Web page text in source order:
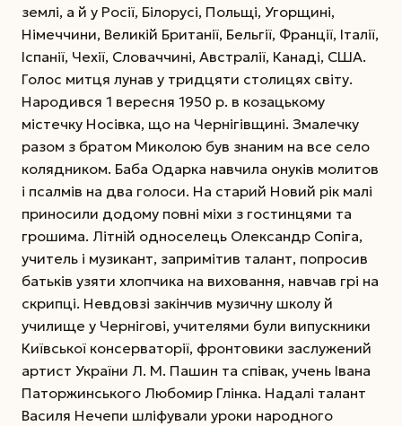
землі, а й у Росії, Білорусі, Польщі, Угорщині,
Німеччини, Великій Британії, Бельгії, Франції, Італії,
Іспанії, Чехії, Словаччині, Австралії, Канаді, США.
Голос митця лунав у тридцяти столицях світу.
Народився 1 вересня 1950 р. в козацькому
містечку Носівка, що на Чернігівщині. Змалечку
разом з братом Миколою був знаним на все село
колядником. Баба Одарка навчила онуків молитов
і псалмів на два голоси. На старий Новий рік малі
приносили додому повні міхи з гостинцями та
грошима. Літній односелець Олександр Сопіга,
учитель і музикант, запримітив талант, попросив
батьків узяти хлопчика на виховання, навчав грі на
скрипці. Невдовзі закінчив музичну школу й
училище у Чернігові, учителями були випускники
Київської консерваторії, фронтовики заслужений
артист України Л. М. Пашин та співак, учень Івана
Паторжинського Любомир Глінка. Надалі талант
Василя Нечепи шліфували уроки народного